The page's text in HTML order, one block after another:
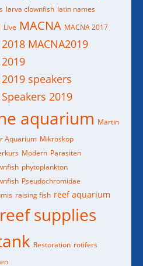
larva clownfish latin names
Live MACNA MACNA 2017
MACNA2019
speakers
2019
aquarium Martin
Aquarium Mikroskop
Modern Parasiten
phytoplankton
Pseudochromidae
raising fish reef aquarium
reef supplies
Restoration rotifers